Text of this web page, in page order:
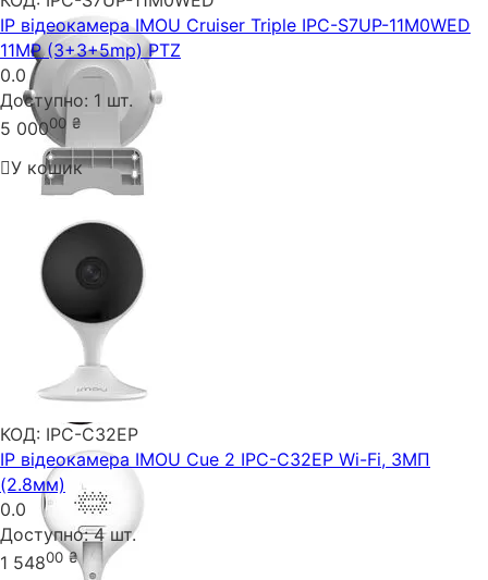
IP відеокамера IMOU Cruiser Triple IPC-S7UP-11M0WED
11MP (3+3+5mp) PTZ
0.0
Доступно: 1 шт.
5 00000 ₴
У кошик
КОД: IPC-C32EP
IP відеокамера IMOU Cue 2 IPC-C32EP Wi-Fi, 3МП
(2.8мм)
0.0
Доступно: 4 шт.
1 54800 ₴